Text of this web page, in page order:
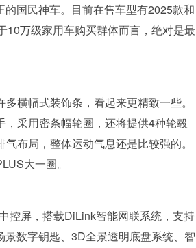
国民神车。‌目前在售车型有2025款和
万级家用车购买群体而言，绝对是最
横幅式装饰条，看起来更精致一些。
采用密条幅轮圈，还将提供4种轮毂
布局，整体运动气息还是比较强的。
大一圈。
控屏，搭载DiLink智能网联系统，支持
数字钥匙、3D全景透明底盘系统、智